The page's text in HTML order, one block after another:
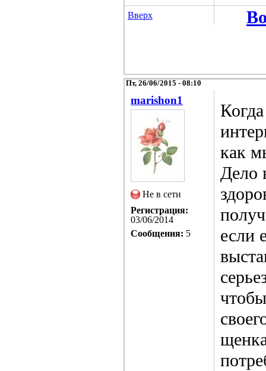
Вверх
Пт, 26/06/2015 - 08:10
marishon1
Не в сети
Регистрация:
03/06/2014
Сообщения: 5
как
Дело
если